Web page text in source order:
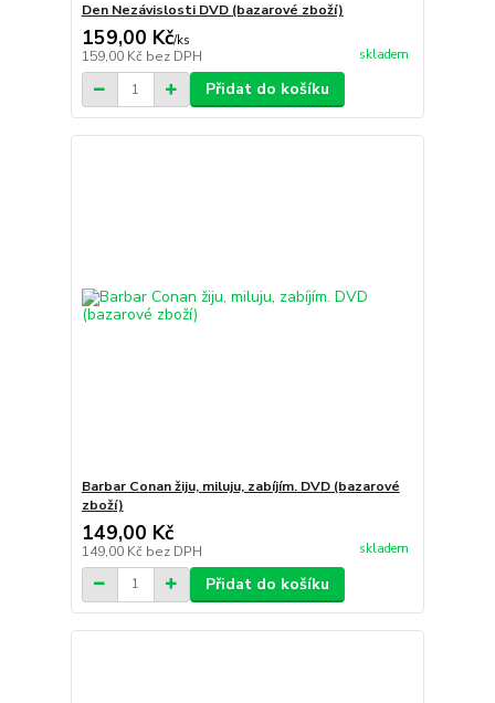
Den Nezávislosti DVD (bazarové zboží)
159,00 Kč/ks
159,00 Kč bez DPH skladem
Přidat do košíku
Barbar Conan žiju, miluju, zabíjím. DVD (bazarové
zboží)
149,00 Kč
149,00 Kč bez DPH skladem
Přidat do košíku